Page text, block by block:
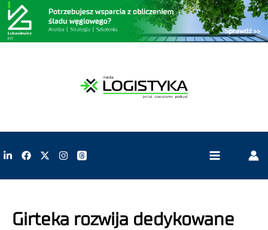
Girteka rozwija dedykowane